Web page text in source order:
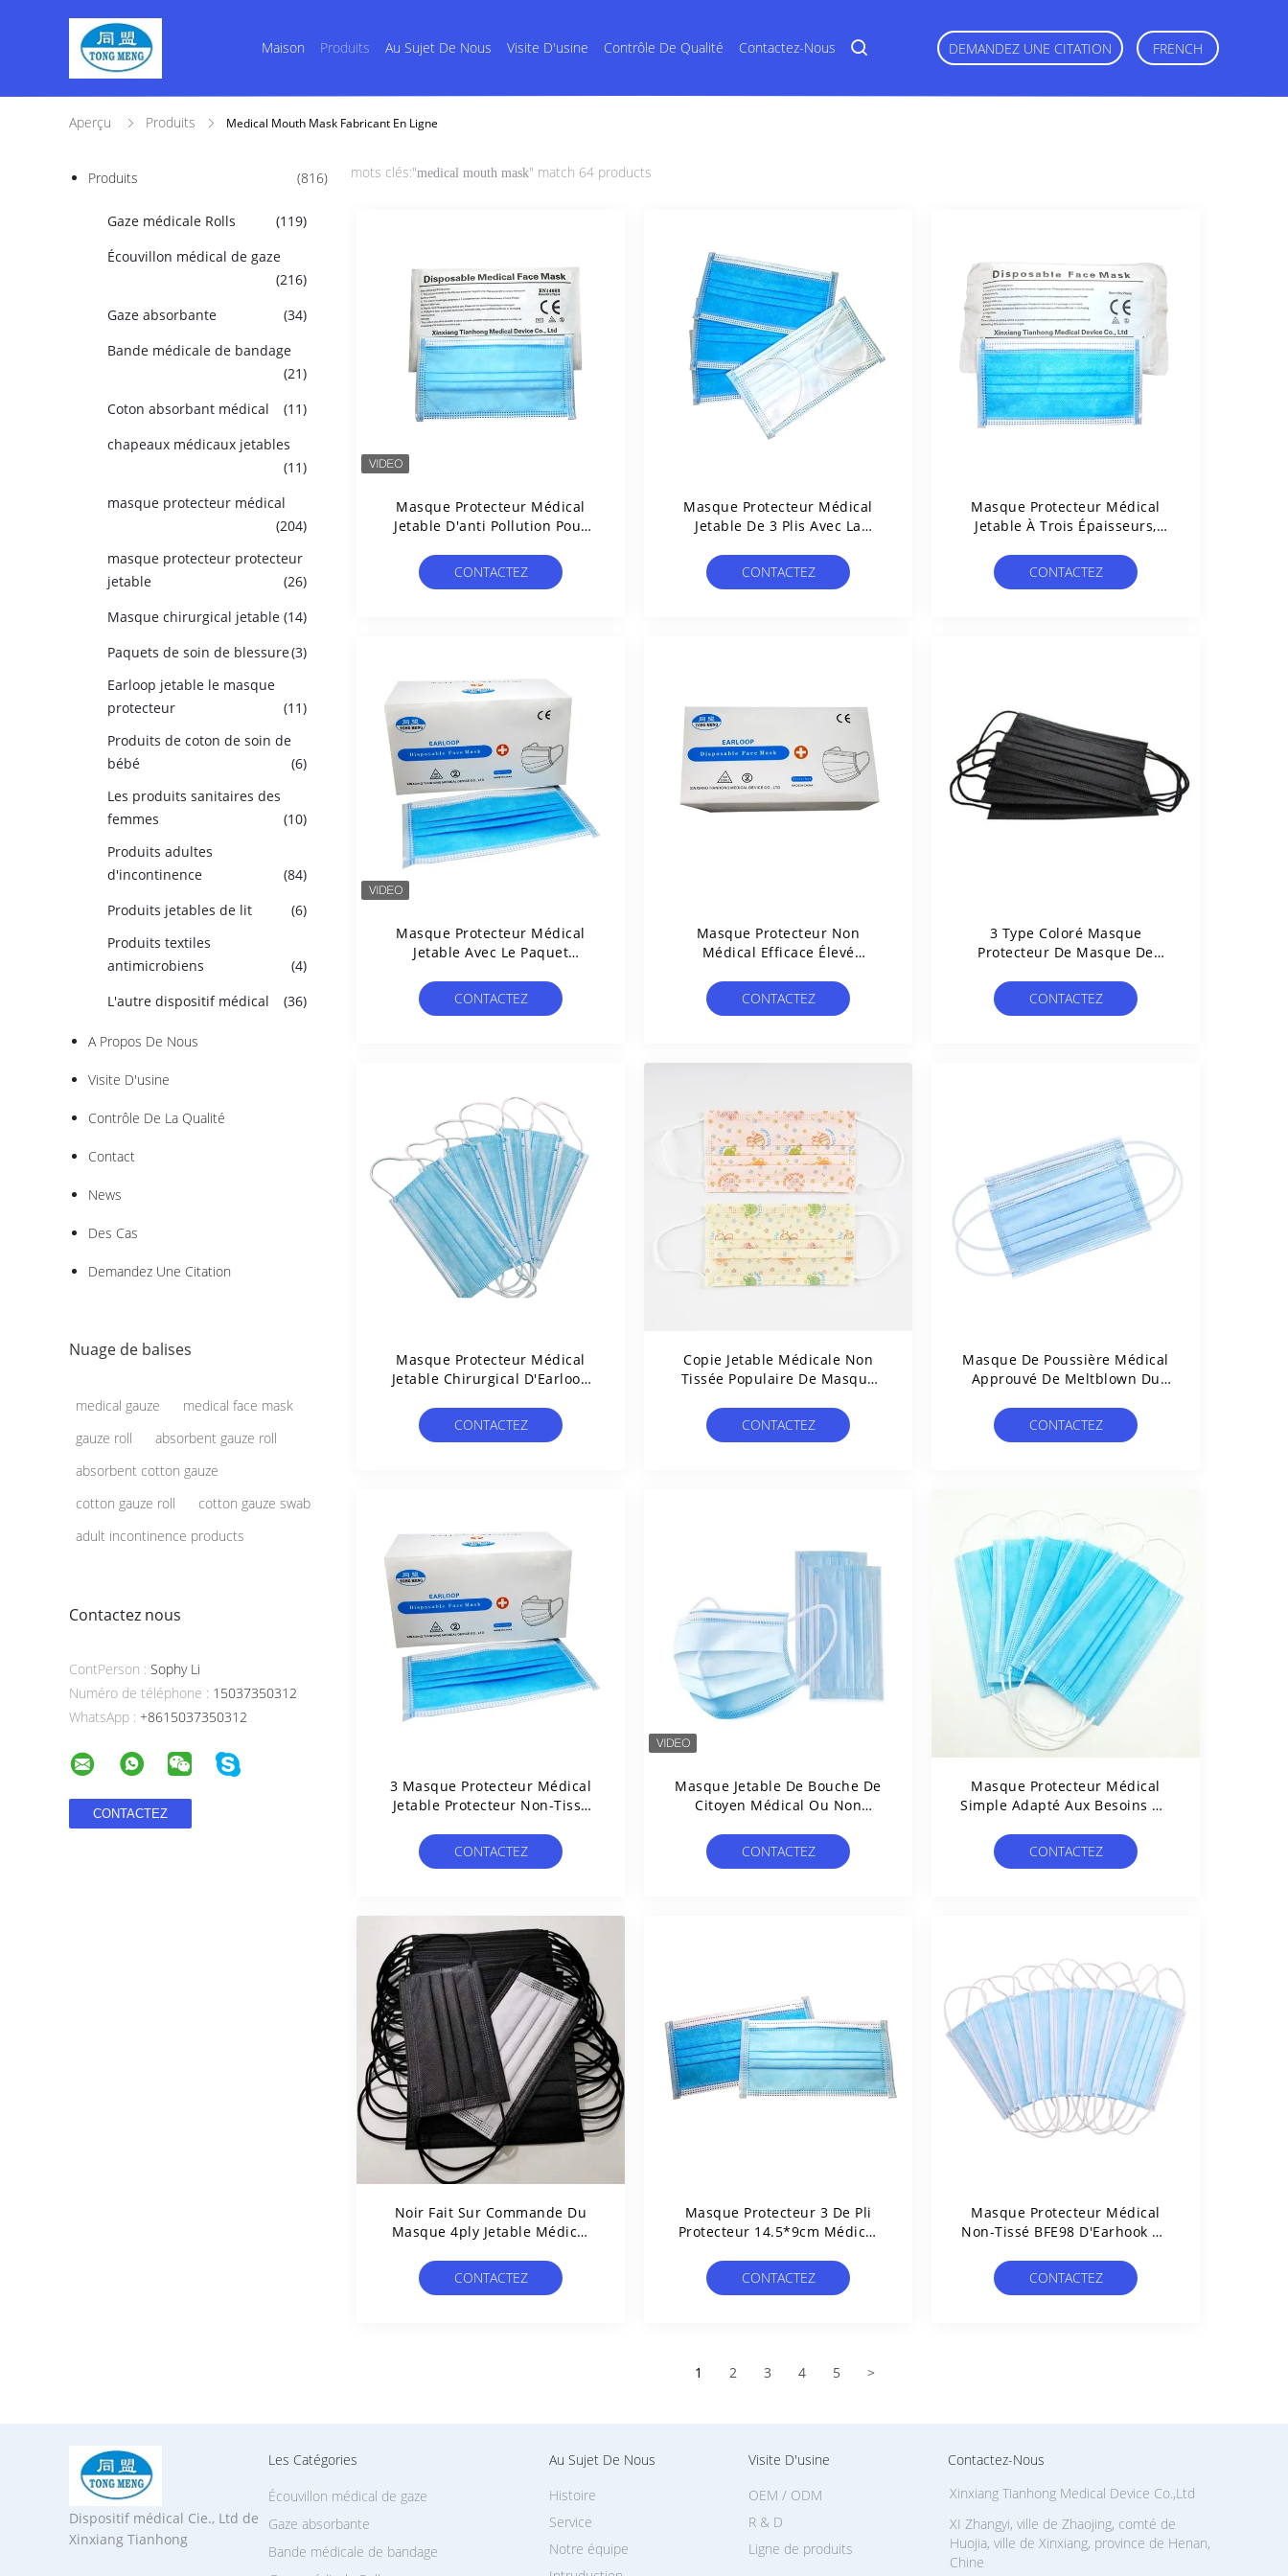
Maison Produits Au Sujet De Nous Visite D'usine Contrôle De Qualité Contactez-Nous DEMANDEZ UNE CITATION FRENCH
Aperçu Produits Medical Mouth Mask Fabricant En Ligne
Produits (816)
Gaze médicale Rolls
(119)
Écouvillon médical de gaze
(216)
Gaze absorbante
(34)
Bande médicale de bandage
(21)
Coton absorbant médical
(11)
chapeaux médicaux jetables
(11)
masque protecteur médical
(204)
masque protecteur protecteur
jetable
(26)
Masque chirurgical jetable (14)
Paquets de soin de blessure(3)
Earloop jetable le masque
protecteur
(11)
Produits de coton de soin de
bébé
(6)
Les produits sanitaires des
femmes
(10)
Produits adultes
d'incontinence
(84)
Produits jetables de lit
(6)
Produits textiles
antimicrobiens
(4)
L'autre dispositif médical
(36)
A Propos De Nous
Visite D'usine
Contrôle De La Qualité
Contact
News
Des Cas
Demandez Une Citation
Nuage de balises
medical gauze
medical face mask
gauze roll
absorbent gauze roll
absorbent cotton gauze
cotton gauze roll
cotton gauze swab
adult incontinence products
Contactez nous
ContPerson : Sophy Li
Numéro de téléphone : 15037350312
WhatsApp : +8615037350312
mots clés:"medical mouth mask" match 64 products
Masque Protecteur Médical
Jetable D'anti Pollution Pour
D'hôpital Approuvé
CONTACTEZ
Masque Protecteur Médical
Jetable De 3 Plis Avec La
D'Earloop
CONTACTEZ
Masque Protecteur Médical
Jetable À Trois Épaisseurs,
De BFE99%
CONTACTEZ
Masque Protecteur Médical
Jetable Avec Le Paquet
Examiné
CONTACTEZ
Masque Protecteur Non
Médical Efficace Élevé
CONTACTEZ
3 Type Coloré Masque
Protecteur De Masque De
De Tissu De Noir D'IIR
CONTACTEZ
Masque Protecteur Médical
Jetable Chirurgical D'Earloop
CONTACTEZ
Copie Jetable Médicale Non
Tissée Populaire De Masque
CONTACTEZ
Masque De Poussière Médical
Approuvé De Meltblown Du
F2100 3 Plis Efficaces
CONTACTEZ
3 Masque Protecteur Médical
Jetable Protecteur Non-Tissé
CONTACTEZ
Masque Jetable De Bouche De
Citoyen Médical Ou Non
CONTACTEZ
Masque Protecteur Médical
Simple Adapté Aux Besoins Du
D'Earloop
CONTACTEZ
Noir Fait Sur Commande Du
Masque 4ply Jetable Médical
CONTACTEZ
Masque Protecteur 3 De Pli
Protecteur 14.5*9cm Médical
CONTACTEZ
Masque Protecteur Médical
Non-Tissé BFE98 D'Earhook De
CONTACTEZ
1 2 3 4 5 >
Dispositif médical Cie., Ltd de
Xinxiang Tianhong
Les Catégories
Écouvillon médical de gaze
Gaze absorbante
Bande médicale de bandage
Au Sujet De Nous
Histoire
Service
Notre équipe
Visite D'usine
Ligne de produits
OEM / ODM
R & D
Contactez-Nous
Xinxiang Tianhong Medical Device Co.,Ltd
XI Zhangyi, ville de Zhaojing, comté de
Huojia, ville de Xinxiang, province de Henan,
Chine